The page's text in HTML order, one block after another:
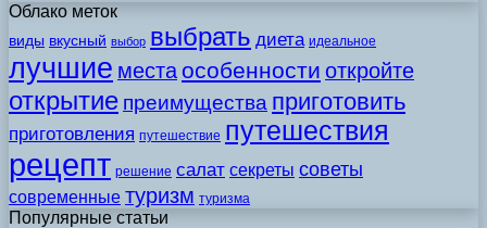
Облако меток
виды вкусный выбор выбрать диета идеальное
лучшие места особенности откройте
открытие преимущества приготовить
приготовления путешествие путешествия
рецепт решение салат секреты советы
современные туризм туризма
Популярные статьи